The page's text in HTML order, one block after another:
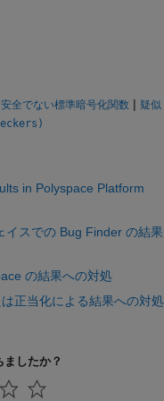
安全でない標準暗号化関数 | 疑似
in Polyspace Platform
イスでの Bug Finder の結果
の結果への対処
正当化による結果への対処
したか？